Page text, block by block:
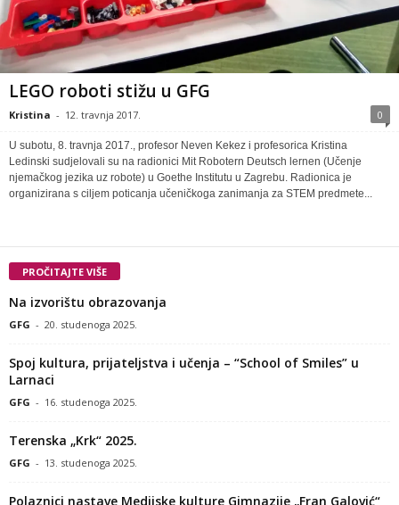
LEGO roboti stižu u GFG
Kristina - 12. travnja 2017. 0
U subotu, 8. travnja 2017., profesor Neven Kekez i profesorica Kristina
Ledinski sudjelovali su na radionici Mit Robotern Deutsch lernen (Učenje
njemačkog jezika uz robote) u Goethe Institutu u Zagrebu. Radionica je
organizirana s ciljem poticanja učeničkoga zanimanja za STEM predmete...
PROČITAJTE VIŠE
Na izvorištu obrazovanja
GFG - 20. studenoga 2025.
Spoj kultura, prijateljstva i učenja – “School of Smiles” u
Larnaci
GFG - 16. studenoga 2025.
Terenska „Krk“ 2025.
GFG - 13. studenoga 2025.
Polaznici nastave Medijske kulture Gimnazije „Fran Galović“